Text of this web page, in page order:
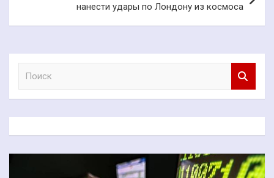
нанести удары по Лондону из космоса
к